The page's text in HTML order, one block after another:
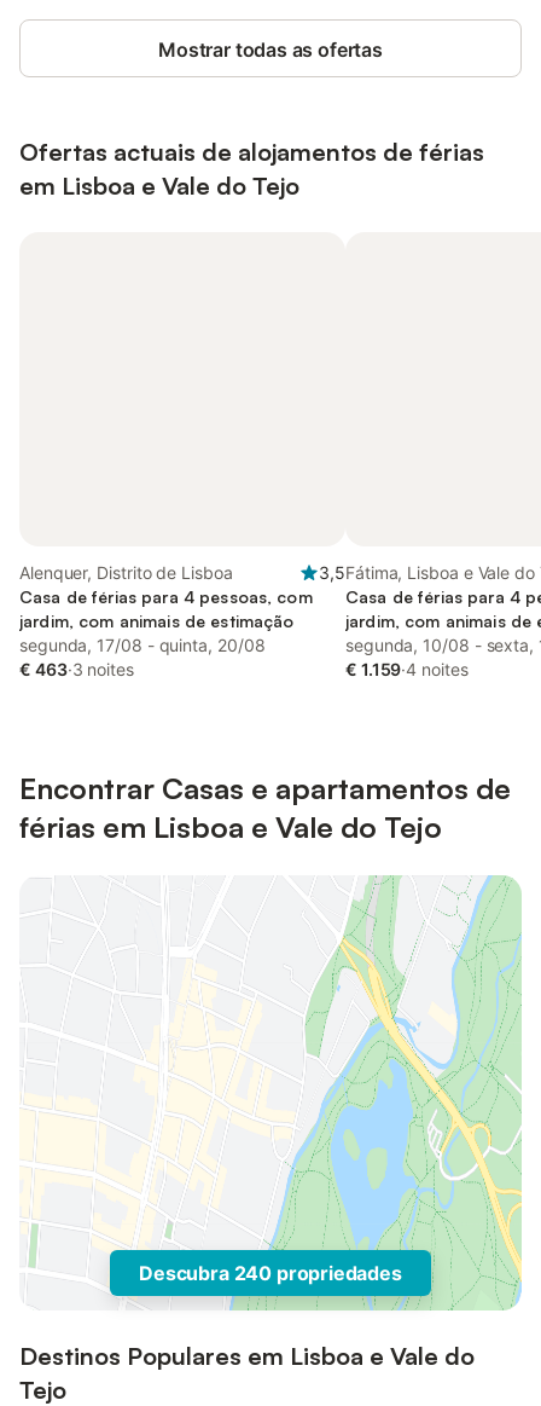
Mostrar todas as ofertas
Ofertas actuais de alojamentos de férias
em Lisboa e Vale do Tejo
Alenquer, Distrito de Lisboa
3,5
Casa de férias para 4 pessoas, com
jardim, com animais de estimação
segunda, 17/08 - quinta, 20/08
€ 463·3 noites
Fátima, Lisboa e Vale do
Casa de férias para 4
jardim, com animais de
segunda, 10/08 - sexta,
€ 1.159·4 noites
Encontrar Casas e apartamentos de
férias em Lisboa e Vale do Tejo
Descubra 240 propriedades
Destinos Populares em Lisboa e Vale do
Tejo